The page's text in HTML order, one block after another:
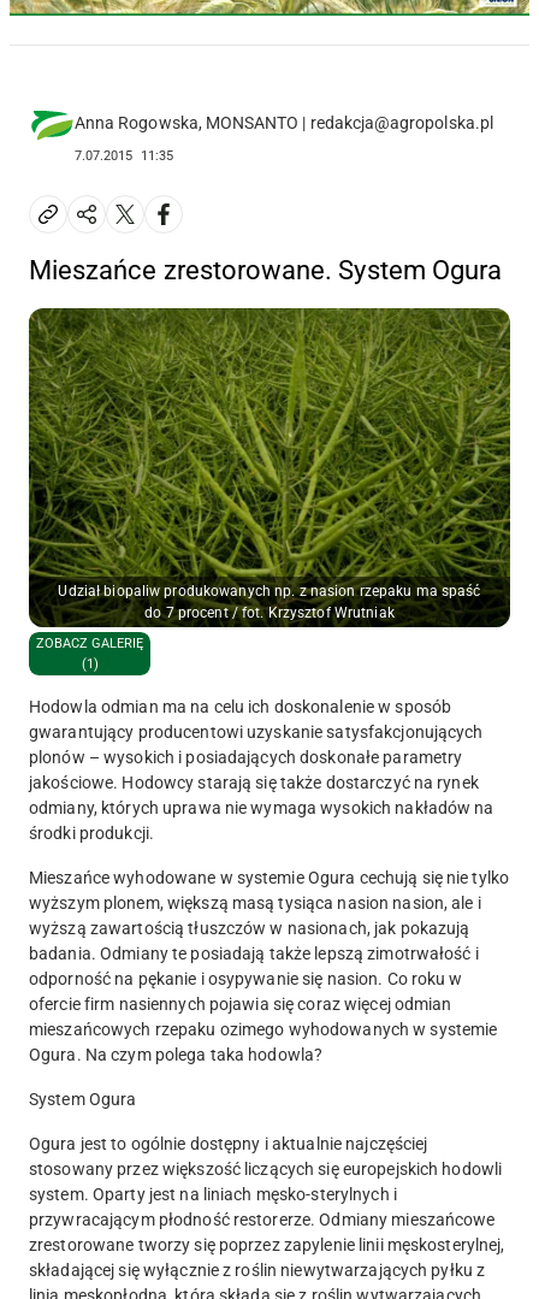
Anna Rogowska, MONSANTO | redakcja@agropolska.pl
7.07.2015 11:35
Mieszańce zrestorowane. System Ogura
Udział biopaliw produkowanych np. z nasion rzepaku ma spaść
do 7 procent / fot. Krzysztof Wrutniak
ZOBACZ GALERIĘ
(1)
Hodowla odmian ma na celu ich doskonalenie w sposób
gwarantujący producentowi uzyskanie satysfakcjonujących
plonów – wysokich i posiadających doskonałe parametry
jakościowe. Hodowcy starają się także dostarczyć na rynek
odmiany, których uprawa nie wymaga wysokich nakładów na
środki produkcji.
Mieszańce wyhodowane w systemie Ogura cechują się nie tylko
wyższym plonem, większą masą tysiąca nasion nasion, ale i
wyższą zawartością tłuszczów w nasionach, jak pokazują
badania. Odmiany te posiadają także lepszą zimotrwałość i
odporność na pękanie i osypywanie się nasion. Co roku w
ofercie firm nasiennych pojawia się coraz więcej odmian
mieszańcowych rzepaku ozimego wyhodowanych w systemie
Ogura. Na czym polega taka hodowla?
System Ogura
Ogura jest to ogólnie dostępny i aktualnie najczęściej
stosowany przez większość liczących się europejskich hodowli
system. Oparty jest na liniach męsko-sterylnych i
przywracającym płodność restorerze. Odmiany mieszańcowe
zrestorowane tworzy się poprzez zapylenie linii męskosterylnej,
składającej się wyłącznie z roślin niewytwarzających pyłku z